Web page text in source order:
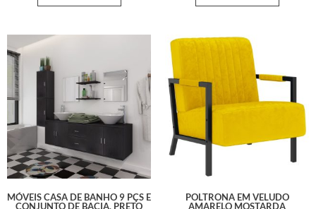
MÓVEIS CASA DE BANHO 9 PÇS E
CONJUNTO DE BACIA, PRETO
POLTRONA EM VELUDO
AMARELO MOSTARDA